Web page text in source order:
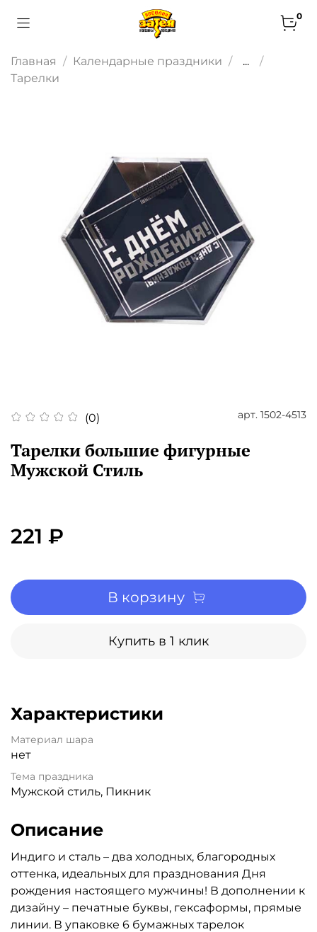
0
Главная Календарные праздники
...
Тарелки
(0) арт. 1502-4513
Тарелки большие фигурные
Мужской Стиль
221 ₽
В корзину
Купить в 1 клик
Характеристики
Материал шара
нет
Тема праздника
Мужской стиль, Пикник
Описание
Индиго и сталь – два холодных, благородных
оттенка, идеальных для празднования Дня
рождения настоящего мужчины! В дополнении к
дизайну – печатные буквы, гексаформы, прямые
линии. В упаковке 6 бумажных тарелок